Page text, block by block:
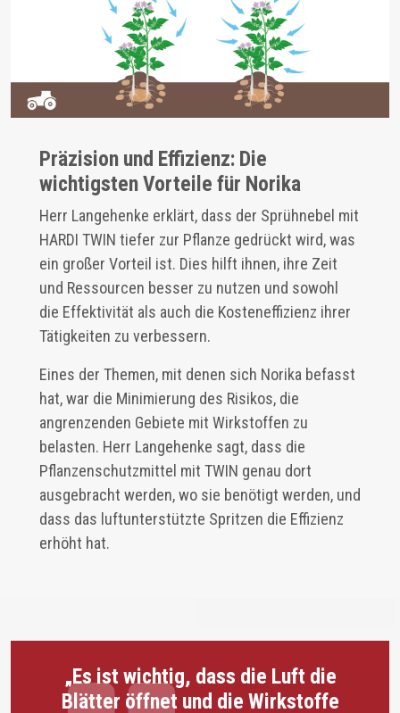
Präzision und Effizienz: Die
wichtigsten Vorteile für Norika
Herr Langehenke erklärt, dass der Sprühnebel mit
HARDI TWIN tiefer zur Pflanze gedrückt wird, was
ein großer Vorteil ist. Dies hilft ihnen, ihre Zeit
und Ressourcen besser zu nutzen und sowohl
die Effektivität als auch die Kosteneffizienz ihrer
Tätigkeiten zu verbessern.
Eines der Themen, mit denen sich Norika befasst
hat, war die Minimierung des Risikos, die
angrenzenden Gebiete mit Wirkstoffen zu
belasten. Herr Langehenke sagt, dass die
Pflanzenschutzmittel mit TWIN genau dort
ausgebracht werden, wo sie benötigt werden, und
dass das luftunterstützte Spritzen die Effizienz
erhöht hat.
„Es ist wichtig, dass die Luft die
Blätter öffnet und die Wirkstoffe